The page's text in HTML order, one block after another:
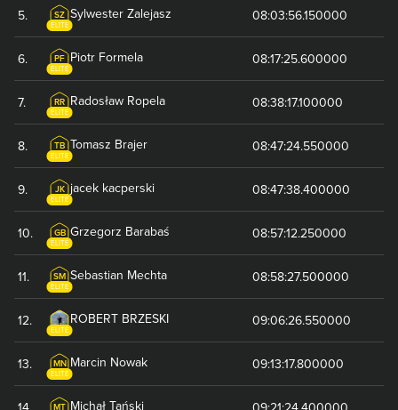
5. SZ
ELITE
Sylwester Zalejasz 08:03:56.150000
6. PF
ELITE
Piotr Formela 08:17:25.600000
7. RR
ELITE
Radosław Ropela 08:38:17.100000
8. TB
ELITE
Tomasz Brajer 08:47:24.550000
9. JK
ELITE
jacek kacperski 08:47:38.400000
10. GB
ELITE
Grzegorz Barabaś 08:57:12.250000
11. SM
ELITE
Sebastian Mechta 08:58:27.500000
12.
ELITE
ROBERT BRZESKI 09:06:26.550000
13. MN
ELITE
Marcin Nowak 09:13:17.800000
MT Michał Tański